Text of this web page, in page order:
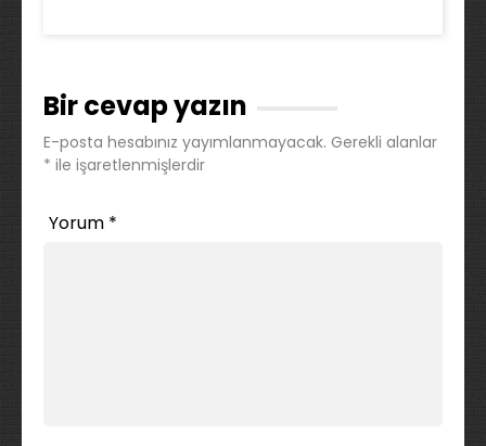
Bir cevap yazın
E-posta hesabınız yayımlanmayacak. Gerekli alanlar
* ile işaretlenmişlerdir
Yorum *